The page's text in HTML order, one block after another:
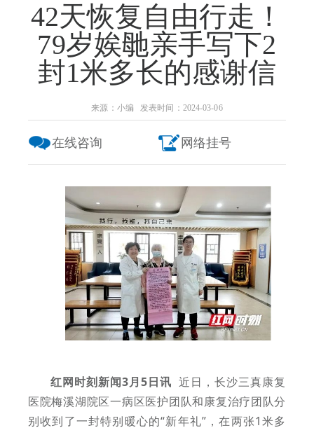
42天恢复自由行走！
79岁娭毑亲手写下2
封1米多长的感谢信
来源：小编 发表时间：2024-03-06
在线咨询 网络挂号
红网时刻新闻3月5日讯 近日，长沙三真康复
医院梅溪湖院区一病区医护团队和康复治疗团队分
别收到了一封特别暖心的“新年礼”，在两张1米多